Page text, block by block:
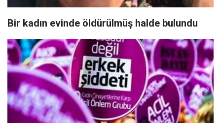
Bir kadın evinde öldürülmüş halde bulundu